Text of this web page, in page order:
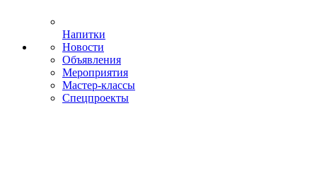
Напитки
Новости
Объявления
Мероприятия
Мастер-классы
Спецпроекты